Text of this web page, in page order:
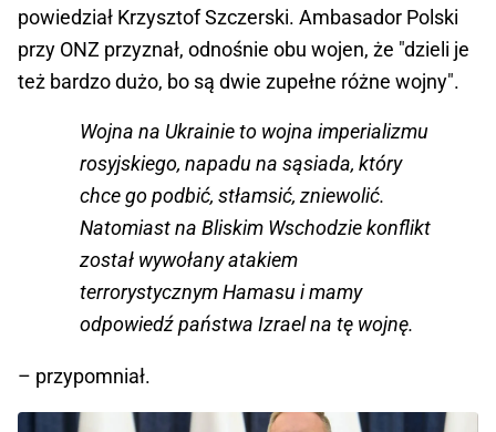
powiedział Krzysztof Szczerski. Ambasador Polski
przy ONZ przyznał, odnośnie obu wojen, że "dzieli je
też bardzo dużo, bo są dwie zupełne różne wojny".
Wojna na Ukrainie to wojna imperializmu
rosyjskiego, napadu na sąsiada, który
chce go podbić, stłamsić, zniewolić.
Natomiast na Bliskim Wschodzie konflikt
został wywołany atakiem
terrorystycznym Hamasu i mamy
odpowiedź państwa Izrael na tę wojnę.
– przypomniał.